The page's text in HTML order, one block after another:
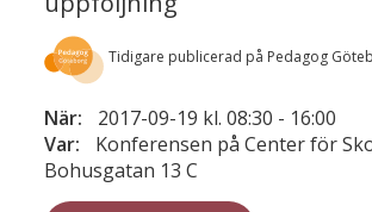
Tidigare publicerad på Pedagog
När: 2017-09-19 kl. 08:30 - 16:00
Var:
Konferensen på Center för
Bohusgatan 13 C